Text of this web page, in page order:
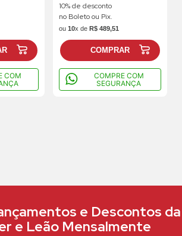
COM
10% de desconto
no Boleto ou Pix.
ou 10x de R$ 489,51
COMPRAR
COMPRE COM
SEGURANÇA
e Descontos da
e Leão Mensalmente